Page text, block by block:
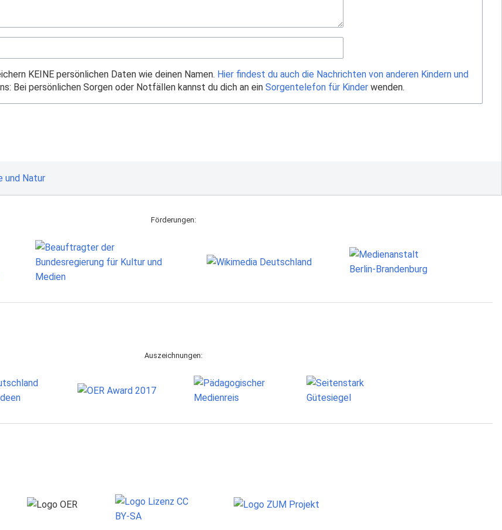
KEINE persönlichen Daten wie deinen Namen. Hier findest du auch die Nachrichten von anderen Kindern und
Bei persönlichen Sorgen oder Notfällen kannst du dich an ein Sorgentelefon für Kinder wenden.
und Natur
Förderungen:
Auszeichnungen: